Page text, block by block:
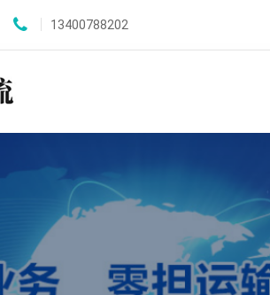
13400788202